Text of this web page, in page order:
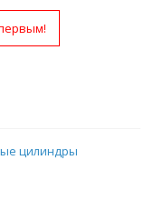
цилиндры